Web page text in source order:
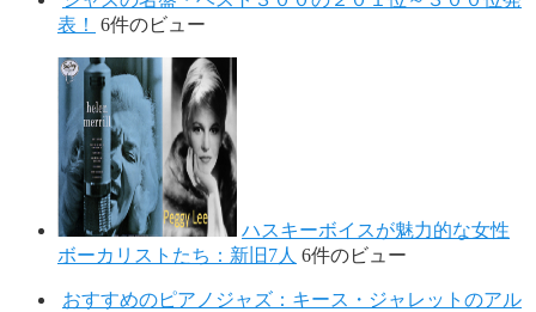
表！
6件のビュー
ハスキーボイスが魅力的な女性
ボーカリストたち：新旧7人 6件のビュー
おすすめのピアノジャズ：キース・ジャレットのアル